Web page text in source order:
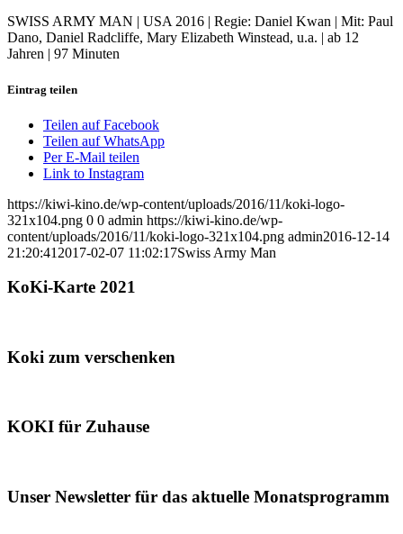
SWISS ARMY MAN | USA 2016 | Regie: Daniel Kwan | Mit: Paul
Dano, Daniel Radcliffe, Mary Elizabeth Winstead, u.a. | ab 12
Jahren | 97 Minuten
Eintrag teilen
Teilen auf Facebook
Teilen auf WhatsApp
Per E-Mail teilen
Link to Instagram
https://kiwi-kino.de/wp-content/uploads/2016/11/koki-logo-
321x104.png 0 0 admin https://kiwi-kino.de/wp-
content/uploads/2016/11/koki-logo-321x104.png admin2016-12-14
21:20:41 2017-02-07 11:02:17Swiss Army Man
KoKi-Karte 2021
Koki zum verschenken
KOKI für Zuhause
Unser Newsletter für das aktuelle Monatsprogramm